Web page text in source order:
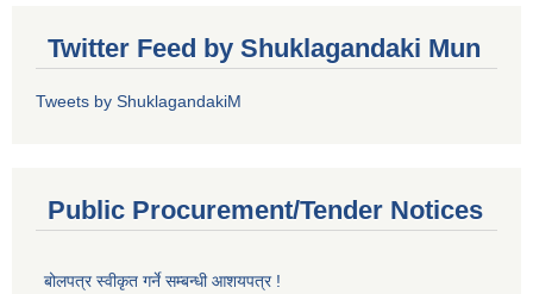
Twitter Feed by Shuklagandaki Mun
Tweets by ShuklagandakiM
Public Procurement/Tender Notices
बोलपत्र स्वीकृत गर्ने सम्बन्धी आशयपत्र !